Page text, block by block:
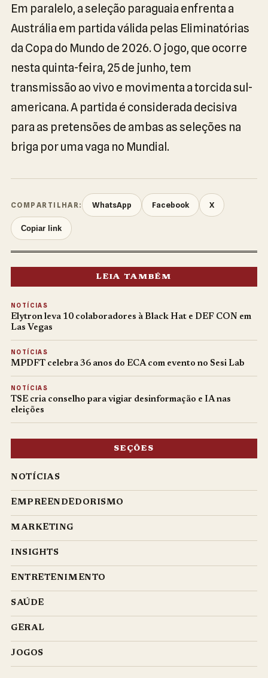
Em paralelo, a seleção paraguaia enfrenta a
Austrália em partida válida pelas Eliminatórias
da Copa do Mundo de 2026. O jogo, que ocorre
nesta quinta-feira, 25 de junho, tem
transmissão ao vivo e movimenta a torcida sul-
americana. A partida é considerada decisiva
para as pretensões de ambas as seleções na
briga por uma vaga no Mundial.
COMPARTILHAR: WhatsApp Facebook X
Copiar link
LEIA TAMBÉM
NOTÍCIAS
Elytron leva 10 colaboradores à Black Hat e DEF CON em
Las Vegas
NOTÍCIAS
MPDFT celebra 36 anos do ECA com evento no Sesi Lab
NOTÍCIAS
TSE cria conselho para vigiar desinformação e IA nas
eleições
SEÇÕES
NOTÍCIAS
EMPREENDEDORISMO
MARKETING
INSIGHTS
ENTRETENIMENTO
SAÚDE
GERAL
JOGOS